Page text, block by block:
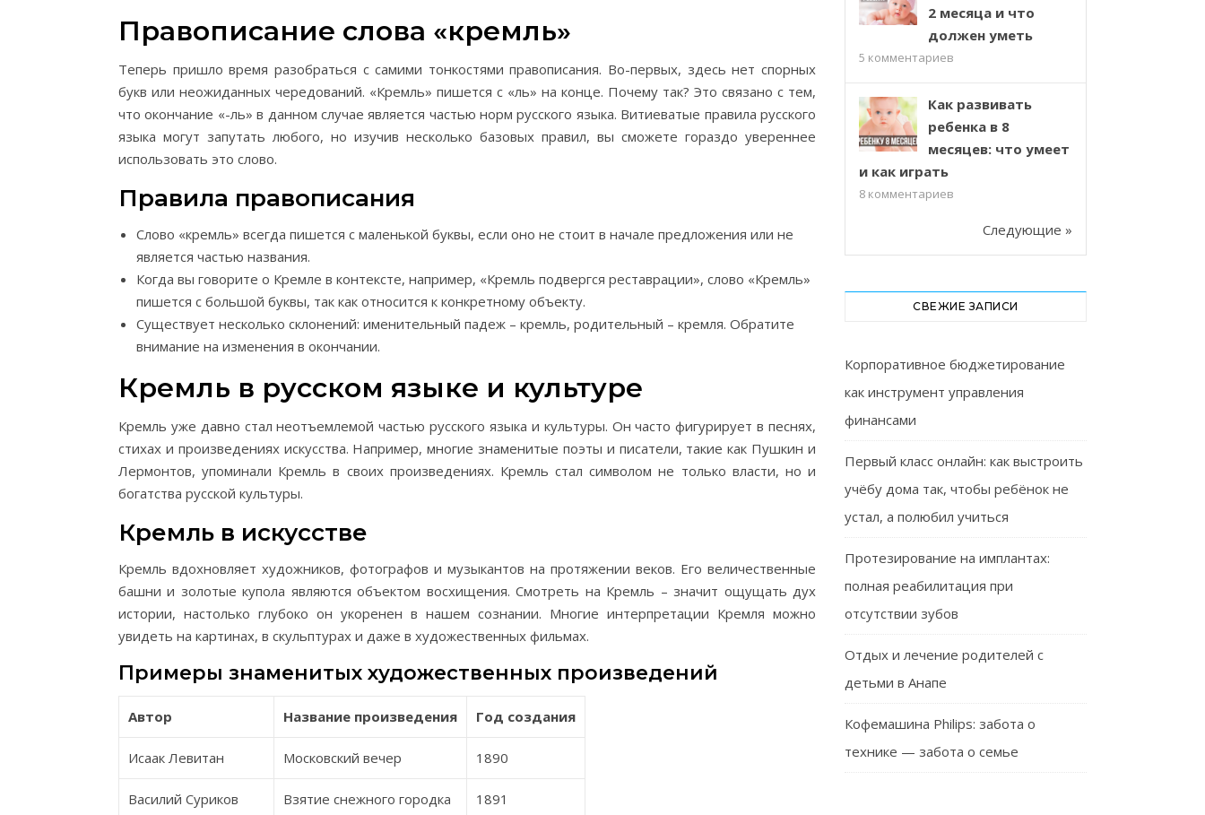
Правописание слова «кремль»
Теперь пришло время разобраться с самими тонкостями правописания. Во-первых, здесь нет спорных
букв или неожиданных чередований. «Кремль» пишется с «ль» на конце. Почему так? Это связано с тем,
что окончание «-ль» в данном случае является частью норм русского языка. Витиеватые правила русского
языка могут запутать любого, но изучив несколько базовых правил, вы сможете гораздо увереннее
использовать это слово.
Правила правописания
Слово «кремль» всегда пишется с маленькой буквы, если оно не стоит в начале предложения или не
является частью названия.
Когда вы говорите о Кремле в контексте, например, «Кремль подвергся реставрации», слово «Кремль»
пишется с большой буквы, так как относится к конкретному объекту.
Существует несколько склонений: именительный падеж – кремль, родительный – кремля. Обратите
внимание на изменения в окончании.
Кремль в русском языке и культуре
Кремль уже давно стал неотъемлемой частью русского языка и культуры. Он часто фигурирует в песнях,
стихах и произведениях искусства. Например, многие знаменитые поэты и писатели, такие как Пушкин и
Лермонтов, упоминали Кремль в своих произведениях. Кремль стал символом не только власти, но и
богатства русской культуры.
Кремль в искусстве
Кремль вдохновляет художников, фотографов и музыкантов на протяжении веков. Его величественные
башни и золотые купола являются объектом восхищения. Смотреть на Кремль – значит ощущать дух
истории, настолько глубоко он укоренен в нашем сознании. Многие интерпретации Кремля можно
увидеть на картинах, в скульптурах и даже в художественных фильмах.
Примеры знаменитых художественных произведений
Автор Название произведения Год создания
Исаак Левитан Московский вечер 1890
Василий Суриков Взятие снежного городка 1891
2 месяца и что
должен уметь
5 комментариев
Как развивать
ребенка в 8
месяцев: что умеет
и как играть
8 комментариев
Следующие »
СВЕЖИЕ ЗАПИСИ
Корпоративное бюджетирование
как инструмент управления
финансами
Первый класс онлайн: как выстроить
учёбу дома так, чтобы ребёнок не
устал, а полюбил учиться
Протезирование на имплантах:
полная реабилитация при
отсутствии зубов
Отдых и лечение родителей с
детьми в Анапе
Кофемашина Philips: забота о
технике — забота о семье